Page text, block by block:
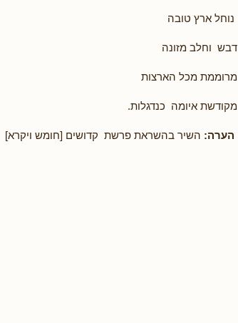
נוחל ארץ טובה
דבש וחלב מזונה
מרוממת מכל הארצות
מקודשת איומה כנדגלות.
הערה: השיר בהשראת פרשת קדושים [חומש ויקרא]